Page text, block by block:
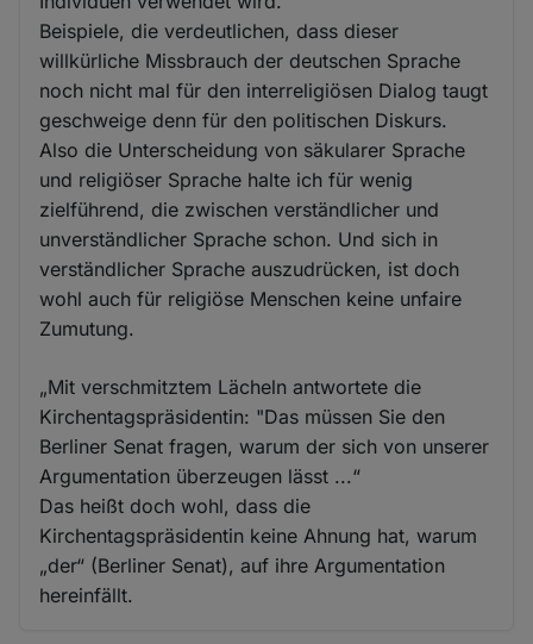
Beispiele, die verdeutlichen, dass dieser
willkürliche Missbrauch der deutschen Sprache
noch nicht mal für den interreligiösen Dialog taugt
geschweige denn für den politischen Diskurs.
Also die Unterscheidung von säkularer Sprache
und religiöser Sprache halte ich für wenig
zielführend, die zwischen verständlicher und
unverständlicher Sprache schon. Und sich in
verständlicher Sprache auszudrücken, ist doch
wohl auch für religiöse Menschen keine unfaire
Zumutung.
„Mit verschmitztem Lächeln antwortete die
Kirchentagspräsidentin: "Das müssen Sie den
Berliner Senat fragen, warum der sich von unserer
Argumentation überzeugen lässt ...“
Das heißt doch wohl, dass die
Kirchentagspräsidentin keine Ahnung hat, warum
„der“ (Berliner Senat), auf ihre Argumentation
hereinfällt.